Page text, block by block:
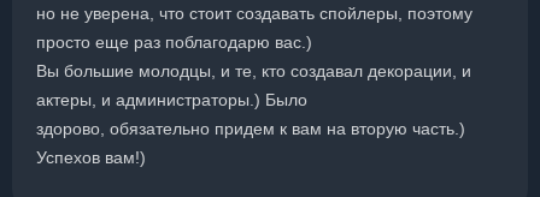
но не уверена, что стоит создавать спойлеры, поэтому
просто еще раз поблагодарю вас.)
Вы большие молодцы, и те, кто создавал декорации, и
актеры, и администраторы.) Было
здорово, обязательно придем к вам на вторую часть.)
Успехов вам!)